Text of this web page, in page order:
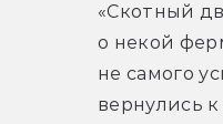
«Скотный
о некой
не самого
вернулись